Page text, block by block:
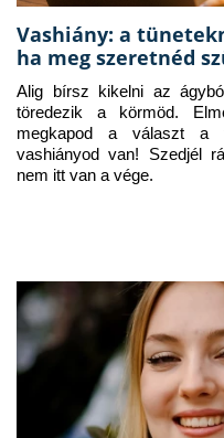
Vashiány: a
ha meg szeretnéd
Alig bírsz kikelni az
töredezik a körmöd.
megkapod a választ a
vashiányod van! Szedjél
nem itt van a vége.